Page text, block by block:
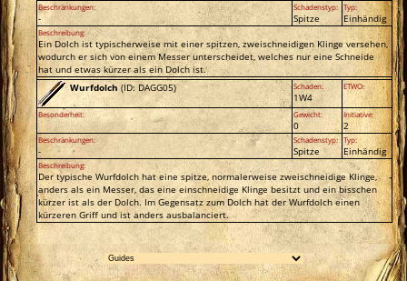
Beschränkungen:
-
Schadenstyp:
Spitze
Typ:
Einhändig
Beschreibung:
Ein Dolch ist typischerweise mit einer spitzen, zweischneidigen Klinge versehen,
wodurch er sich von einem Messer unterscheidet, welches nur eine Schneide
hat und etwas kürzer als ein Dolch ist.
Wurfdolch (ID: DAGG05) Schaden:
1W4
ETWO:
Besonderheit: Gewicht:
0
Initiative:
2
Beschränkungen:
-
Schadenstyp:
Spitze
Typ:
Einhändig
Beschreibung:
Der typische Wurfdolch hat eine spitze, normalerweise zweischneidige Klinge,
anders als ein Messer, das eine einschneidige Klinge besitzt und ein bisschen
kürzer ist als der Dolch. Im Gegensatz zum Dolch hat der Wurfdolch einen
kürzeren Griff und ist anders ausbalanciert.